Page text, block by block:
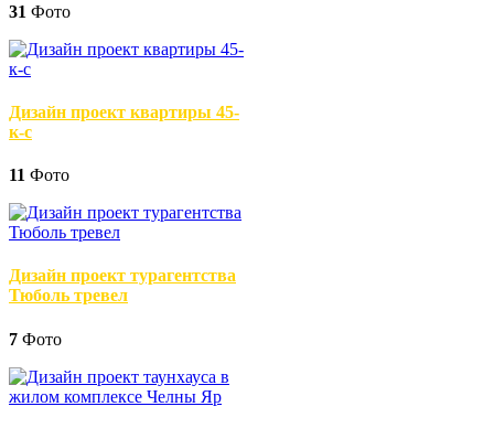
31 Фото
Дизайн проект квартиры 45-
к-с
11 Фото
Дизайн проект турагентства
Тюболь тревел
7 Фото